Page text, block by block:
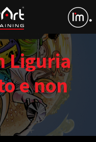
Liguria
e non